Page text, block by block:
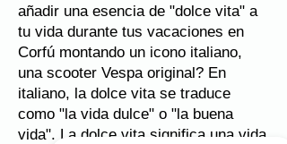
añadir una esencia de "dolce vita" a
tu vida durante tus vacaciones en
Corfú montando un icono italiano,
una scooter Vespa original? En
italiano, la dolce vita se traduce
como "la vida dulce" o "la buena
vida". La dolce vita significa una vida